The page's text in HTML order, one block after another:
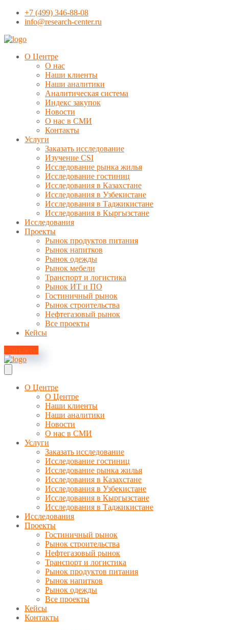
+7 (499) 346-88-08
info@research-center.ru
О Центре
О нас
Наши клиенты
Наши аналитики
Аналитическая система
Индекс закупок
Новости
О нас в СМИ
Контакты
Услуги
Заказать исследование
Изучение CSI
Исследование рынка жилья
Исследование гостиниц
Исследования в Казахстане
Исследования в Узбекистане
Исследования в Таджикистане
Исследования в Кыргызстане
Исследования
Проекты
Рынок продуктов питания
Рынок напитков
Рынок одежды
Рынок мебели
Транспорт и логистика
Рынок ИТ и ПО
Гостиничный рынок
Рынок строительства
Нефтегазовый рынок
Все проекты
Кейсы
Контакты
О Центре
О Центре
Наши клиенты
Наши аналитики
Новости
О нас в СМИ
Услуги
Заказать исследование
Исследование гостиниц
Исследование рынка жилья
Исследования в Казахстане
Исследования в Узбекистане
Исследования в Кыргызстане
Исследования в Таджикистане
Исследования
Проекты
Гостиничный рынок
Рынок строительства
Нефтегазовый рынок
Транспорт и логистика
Рынок продуктов питания
Рынок напитков
Рынок одежды
Все проекты
Кейсы
Контакты